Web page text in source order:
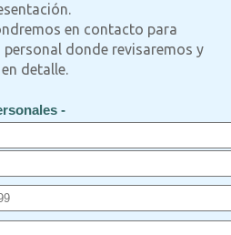
en contacto para
donde revisaremos y
detalle.
-